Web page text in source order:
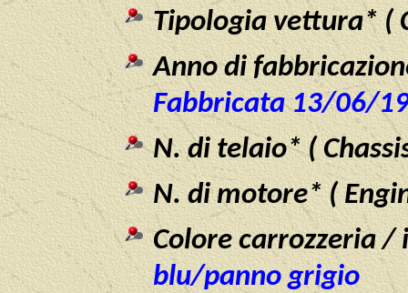
Tipologia vettura* (
Anno di
Fabbricata 13/06/
N. di telaio* (
N. di motore* (
Colore carrozzeria
blu/panno grigio